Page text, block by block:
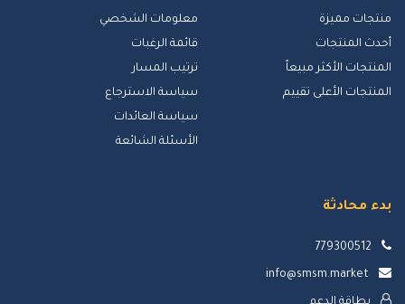
منتجات مميزة
أحدث المنتجات
المنتجات الأكثر مبيعاً
المنتجات الأعلى تقييم
معلومات الشخصي
قائمة الرغبات
ترتيب المسار
سياسة الاسترجاع
سياسة العائدات
الأسئلة الشائعة
بدء محادثة
779300512
info@smsm.market